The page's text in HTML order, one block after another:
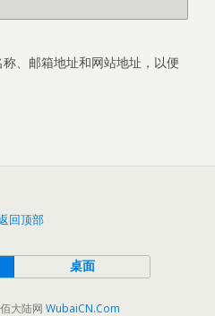
、邮箱地址和网站地址，以便
回顶部
桌面
大陆网 WubaiCN.Com